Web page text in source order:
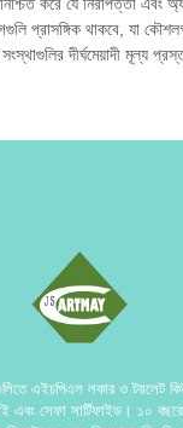
প্রাসঙ্গিক থাকবে, যা
দীর্ঘমেয়াদী মূল্য
এইচপিএল লকার ও টয়লেট
সেফা সার্টিফাইড। ১০